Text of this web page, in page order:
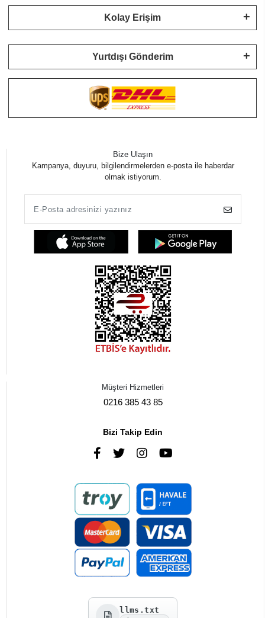
Kolay Erişim
Yurtdışı Gönderim
Bize Ulaşın
Kampanya, duyuru, bilgilendirmelerden e-posta ile haberdar
olmak istiyorum.
Müşteri Hizmetleri
0216 385 43 85
Bizi Takip Edin
llms.txt